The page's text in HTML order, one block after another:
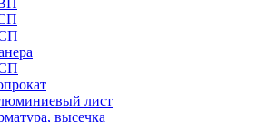
лист
высечка